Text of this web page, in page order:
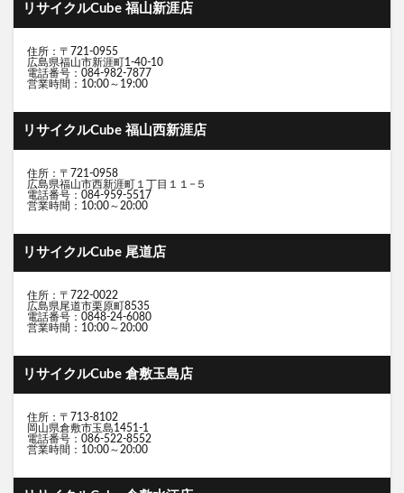
リサイクルCube 福山新涯店
住所：〒721-0955
広島県福山市新涯町1-40-10
電話番号：084-982-7877
営業時間：10:00～19:00
リサイクルCube 福山西新涯店
住所：〒721-0958
広島県福山市西新涯町１丁目１１−５
電話番号：084-959-5517
営業時間：10:00～20:00
リサイクルCube 尾道店
住所：〒722-0022
広島県尾道市栗原町8535
電話番号：0848-24-6080
営業時間：10:00～20:00
リサイクルCube 倉敷玉島店
住所：〒713-8102
岡山県倉敷市玉島1451-1
電話番号：086-522-8552
営業時間：10:00～20:00